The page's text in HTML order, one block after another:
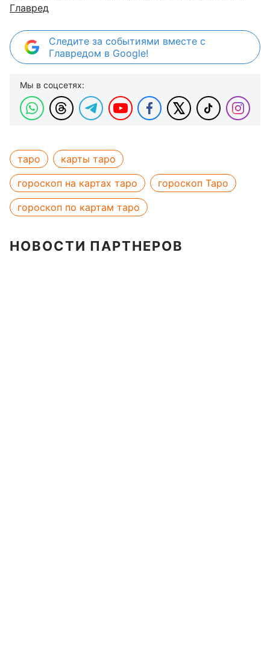
Главред
Следите за событиями вместе с
Главредом в Google!
Мы в соцсетях:
таро
карты таро
гороскоп на картах таро
гороскоп Таро
гороскоп по картам таро
НОВОСТИ ПАРТНЕРОВ